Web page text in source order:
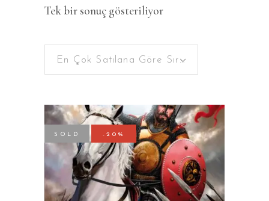
Tek bir sonuç gösteriliyor
En Çok Satılana Göre Sırala
-20%
SOLD
DEVAMINI OKU